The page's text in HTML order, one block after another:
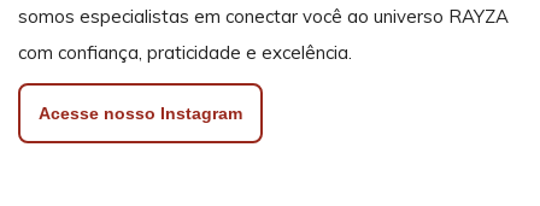
somos especialistas em conectar você ao universo RAYZA
com confiança, praticidade e excelência.
Acesse nosso Instagram